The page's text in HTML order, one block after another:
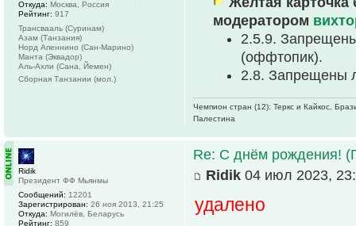
модератором
2.5.9.
(оффтопик).
2.8. Запрещены
Чемпион стран (12): Теркс и Кайкос,
Палестина
Откуда: Москва, Россия
Рейтинг: 917
Трансвааль (Суринам)
Азам (Танзания)
Норд Апеннино (Сан-Марино)
Манта (Эквадор)
Аль-Ахли (Сана, Йемен)
Сборная Танзании (мол.)
Re: С днём рождения!
Ridik 04 июл 2023,
удалено
Ridik
Президент ФФ Мьянмы
Сообщений: 12201
Зарегистрирован: 26 ноя 2013, 21:25
Откуда: Могилёв, Беларусь
Рейтинг: 859